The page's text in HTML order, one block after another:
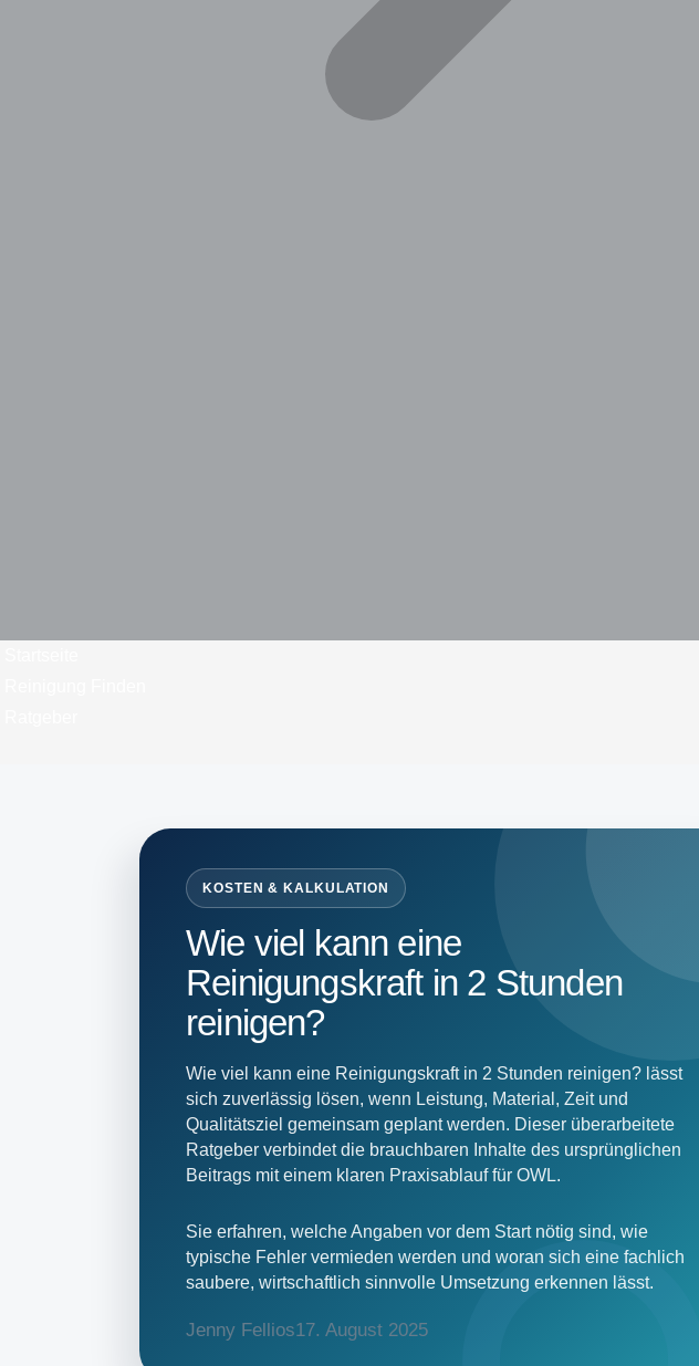
ready
KOSTEN & KALKULATION
Wie viel kann eine
Reinigungskraft in 2 Stunden
reinigen?
Wie viel kann eine Reinigungskraft in 2 Stunden reinigen? lässt
sich zuverlässig lösen, wenn Leistung, Material, Zeit und
Qualitätsziel gemeinsam geplant werden. Dieser überarbeitete
Ratgeber verbindet die brauchbaren Inhalte des ursprünglichen
Beitrags mit einem klaren Praxisablauf für OWL.
Sie erfahren, welche Angaben vor dem Start nötig sind, wie
typische Fehler vermieden werden und woran sich eine fachlich
saubere, wirtschaftlich sinnvolle Umsetzung erkennen lässt.
Jenny Fellios17. August 2025